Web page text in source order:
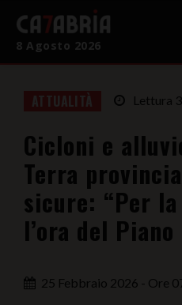
Giudiziaria
Politica
Sport
Sanità
8 Agosto 2026
ATTUALITÀ Lettura 3
Cicloni e
Terra
sicure: “Per
l’ora del
25 Febbraio 2026 - Ore